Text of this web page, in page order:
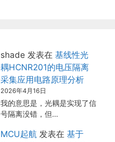
shade 发表在 基线性光
耦HCNR201的电压隔离
采集应用电路原理分析
2026年4月16日
我的意思是，光耦是实现了信
号隔离没错，但…
MCU起航 发表在 基于